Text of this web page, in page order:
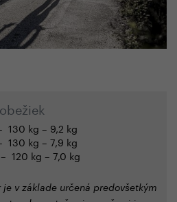
130 kg – 9,2 kg
130 kg – 7,9 kg
– 120 kg – 7,0 kg
je v základe určená predovšetkým